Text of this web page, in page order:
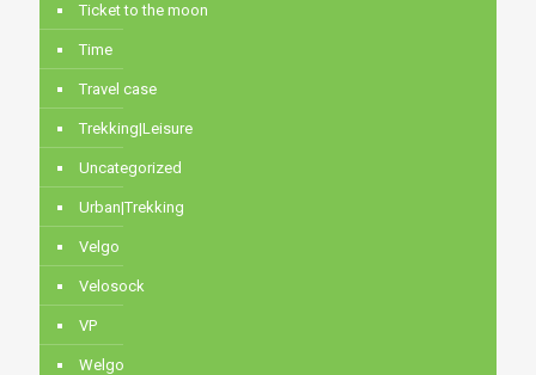
Ticket to the moon
Time
Travel case
Trekking|Leisure
Uncategorized
Urban|Trekking
Velgo
Velosock
VP
Welgo